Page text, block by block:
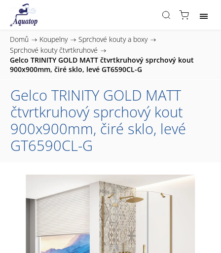
Domů / Koupelny / Sprchové kouty a boxy /
Sprchové kouty čtvrtkruhové /
Gelco TRINITY GOLD MATT čtvrtkruhový sprchový kout
900x900mm, čiré sklo, levé GT6590CL-G
Gelco TRINITY GOLD MATT
čtvrtkruhový sprchový kout
900x900mm, čiré sklo, levé
GT6590CL-G